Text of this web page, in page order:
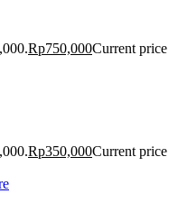
Rp750,000Current price
Rp350,000Current price